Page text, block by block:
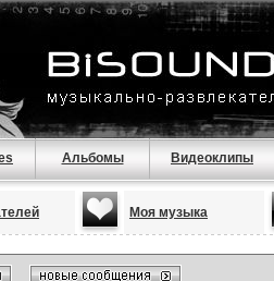
Альбомы Видеоклипы
Моя музыка